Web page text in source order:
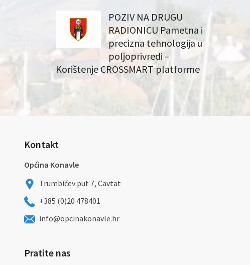
POZIV NA DRUGU
RADIONICU Pametna i
precizna tehnologija u
poljoprivredi –
Korištenje CROSSMART platforme
Kontakt
Općina Konavle
Trumbićev put 7, Cavtat
+385 (0)20 478401
info@opcinakonavle.hr
Pratite nas